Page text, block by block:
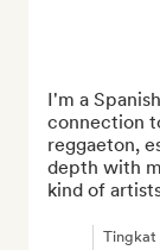
I'm a
connection
reggaeton,
depth with
kind of
Tingkat